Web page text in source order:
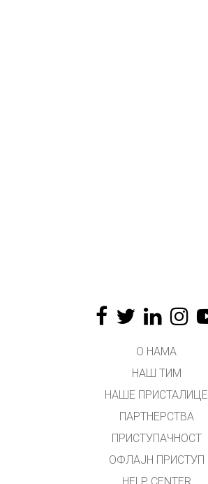
О НАМА
НАШ ТИМ
НАШЕ ПРИСТАЛИЦЕ
ПАРТНЕРСТВА
ПРИСТУПАЧНОСТ
ОФЛАЈН ПРИСТУП